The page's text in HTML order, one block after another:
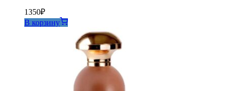
1350₽
В корзину